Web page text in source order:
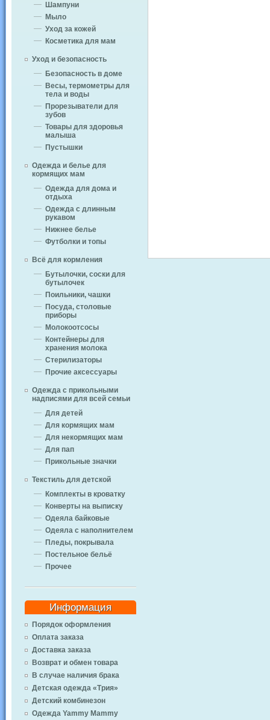
Шампуни
Мыло
Уход за кожей
Косметика для мам
Уход и безопасность
Безопасность в доме
Весы, термометры для
тела и воды
Прорезыватели для
зубов
Товары для здоровья
малыша
Пустышки
Одежда и белье для
кормящих мам
Одежда для дома и
отдыха
Одежда с длинным
рукавом
Нижнее белье
Футболки и топы
Всё для кормления
Бутылочки, соски для
бутылочек
Поильники, чашки
Посуда, столовые
приборы
Молокоотсосы
Контейнеры для
хранения молока
Стерилизаторы
Прочие аксессуары
Одежда с прикольными
надписями для всей семьи
Для детей
Для кормящих мам
Для некормящих мам
Для пап
Прикольные значки
Текстиль для детской
Комплекты в кроватку
Конверты на выписку
Одеяла байковые
Одеяла с наполнителем
Пледы, покрывала
Постельное бельё
Прочее
Информация
Порядок оформления
Оплата заказа
Доставка заказа
Возврат и обмен товара
В случае наличия брака
Детская одежда «Трия»
Детский комбинезон
Одежда Yammy Mammy